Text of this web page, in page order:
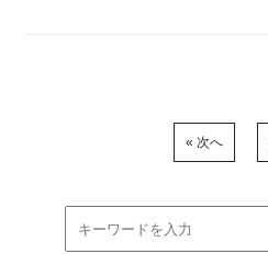
« 次へ